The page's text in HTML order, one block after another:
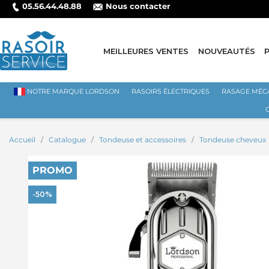
05.56.44.48.88 Nous contacter
MEILLEURES VENTES NOUVEAUTÉS
NOTRE MARQUE LORDSON RASOIRS ÉLECTRIQUES RASAGE
Accueil Catalogue Tondeuse et accessoires Tondeuse cheveux
PROMO
-50%